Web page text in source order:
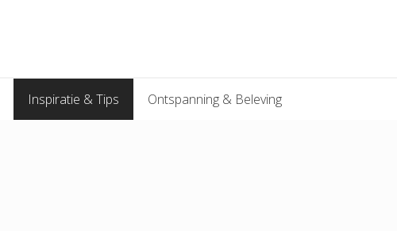
Inspiratie & Tips Ontspanning & Beleving